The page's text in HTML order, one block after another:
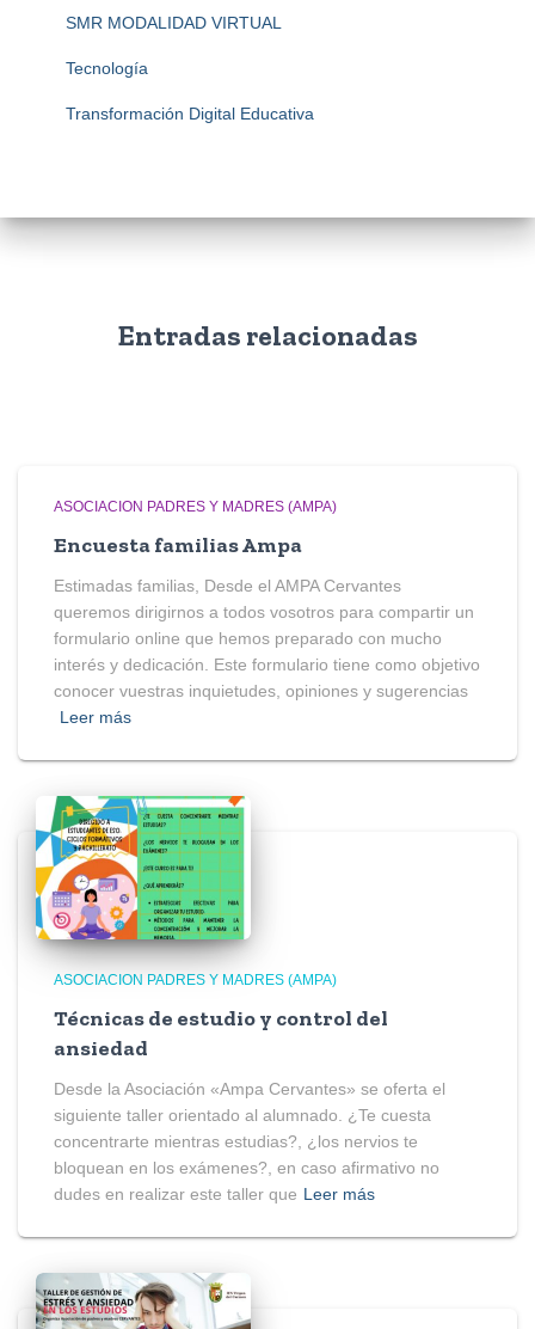
SMR MODALIDAD VIRTUAL
Tecnología
Transformación Digital Educativa
Entradas relacionadas
ASOCIACION PADRES Y MADRES (AMPA)
Encuesta familias Ampa
Estimadas familias, Desde el AMPA Cervantes
queremos dirigirnos a todos vosotros para compartir un
formulario online que hemos preparado con mucho
interés y dedicación. Este formulario tiene como objetivo
conocer vuestras inquietudes, opiniones y sugerencias
Leer más
ASOCIACION PADRES Y MADRES (AMPA)
Técnicas de estudio y control del
ansiedad
Desde la Asociación «Ampa Cervantes» se oferta el
siguiente taller orientado al alumnado. ¿Te cuesta
concentrarte mientras estudias?, ¿los nervios te
bloquean en los exámenes?, en caso afirmativo no
dudes en realizar este taller que Leer más